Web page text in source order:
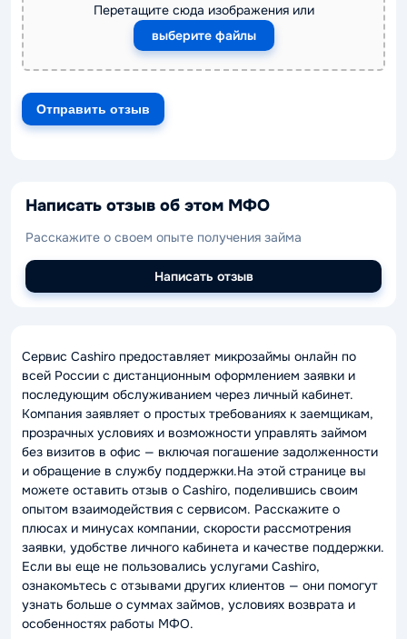
Перетащите сюда изображения или
выберите файлы
Написать отзыв об этом МФО
Расскажите о своем опыте получения займа
Написать отзыв
Сервис Cashiro предоставляет микрозаймы онлайн по
всей России с дистанционным оформлением заявки и
последующим обслуживанием через личный кабинет.
Компания заявляет о простых требованиях к заемщикам,
прозрачных условиях и возможности управлять займом
без визитов в офис — включая погашение задолженности
и обращение в службу поддержки.На этой странице вы
можете оставить отзыв о Cashiro, поделившись своим
опытом взаимодействия с сервисом. Расскажите о
плюсах и минусах компании, скорости рассмотрения
заявки, удобстве личного кабинета и качестве поддержки.
Если вы еще не пользовались услугами Cashiro,
ознакомьтесь с отзывами других клиентов — они помогут
узнать больше о суммах займов, условиях возврата и
особенностях работы МФО.